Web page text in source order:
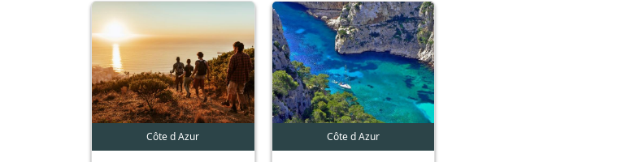
Côte d Azur Côte d Azur